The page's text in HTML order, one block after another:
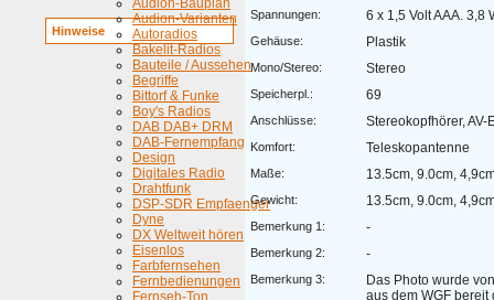
Audion-Bauplan
Audion-Varianten
Autoradios
Bakelit-Radios
Bauteile / Aussehen
Begriffe
Bittorf & Funke
Boy's Radios
DAB DAB+ DRM
DAB-Fernempfang
Design
Digitales Radio
Drahtfunk
DSP-SDR Empfaenger
Dyne
DX Weltweit hören
Eisenlos
Farbfernsehen
Fernbedienungen
Fernseh-Ton
Hinweise
Spannungen: 6 x 1,5 Volt AAA. 3,8
Gehäuse: Plastik
Mono/Stereo: Stereo
Speicherpl.: 69
Anschlüsse: Stereokopfhörer, AV-
Komfort: Teleskopantenne
Maße: 13.5cm, 9.0cm,
Gewicht: 13.5cm, 9.0cm,
Bemerkung 1: -
Bemerkung 2: -
Bemerkung 3:
Das Photo wurde
aus dem WGF bereit